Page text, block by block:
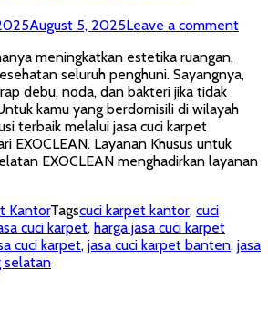
August 5, 2025Leave a comment
meningkatkan estetika ruangan,
seluruh penghuni. Sayangnya,
debu, noda, dan bakteri jika tidak
kamu yang berdomisili di wilayah
terbaik melalui jasa cuci karpet
EXOCLEAN. Layanan Khusus untuk
EXOCLEAN menghadirkan layanan
KantorTagscuci karpet kantor, cuci
cuci karpet, harga jasa cuci karpet
cuci karpet, jasa cuci karpet banten, jasa
selatan